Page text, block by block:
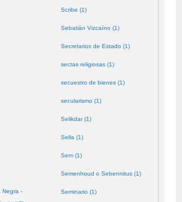
Negra -
Scribe (1)
Sebatián Vizcaíno (1)
Secretarios de Estado (1)
sectas religiosas (1)
secuestro de bienes (1)
secularismo (1)
Selikdar (1)
Sella (1)
Sem (1)
Semenhoud o Sebennitus (1)
Seminario (1)